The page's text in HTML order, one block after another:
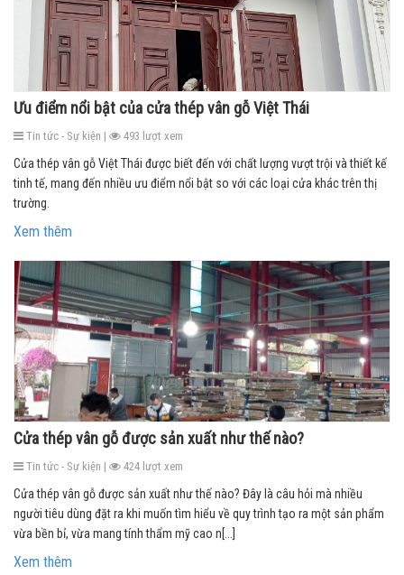
Ưu điểm nổi bật của cửa thép vân gỗ Việt Thái
Tin tức - Sự kiện | 493 lượt xem
Cửa thép vân gỗ Việt Thái được biết đến với chất lượng vượt trội và thiết kế
tinh tế, mang đến nhiều ưu điểm nổi bật so với các loại cửa khác trên thị
trường.
Xem thêm
Cửa thép vân gỗ được sản xuất như thế nào?
Tin tức - Sự kiện | 424 lượt xem
Cửa thép vân gỗ được sản xuất như thế nào? Đây là câu hỏi mà nhiều
người tiêu dùng đặt ra khi muốn tìm hiểu về quy trình tạo ra một sản phẩm
vừa bền bỉ, vừa mang tính thẩm mỹ cao n[...]
Xem thêm